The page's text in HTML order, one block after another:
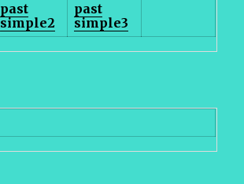
past
simple2
past
simple3